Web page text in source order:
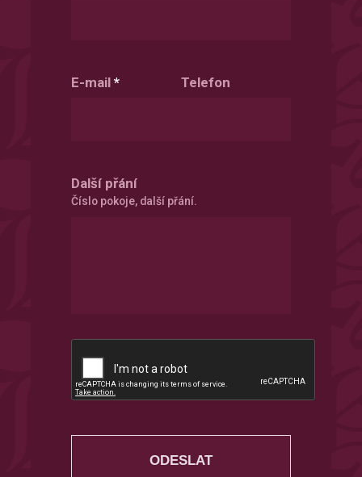
E-mail * Telefon
Další přání
Číslo pokoje, další přání.